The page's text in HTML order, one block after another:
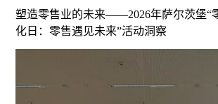
塑造零售业的未来——2026年萨尔茨堡“
化日：零售遇见未来”活动洞察